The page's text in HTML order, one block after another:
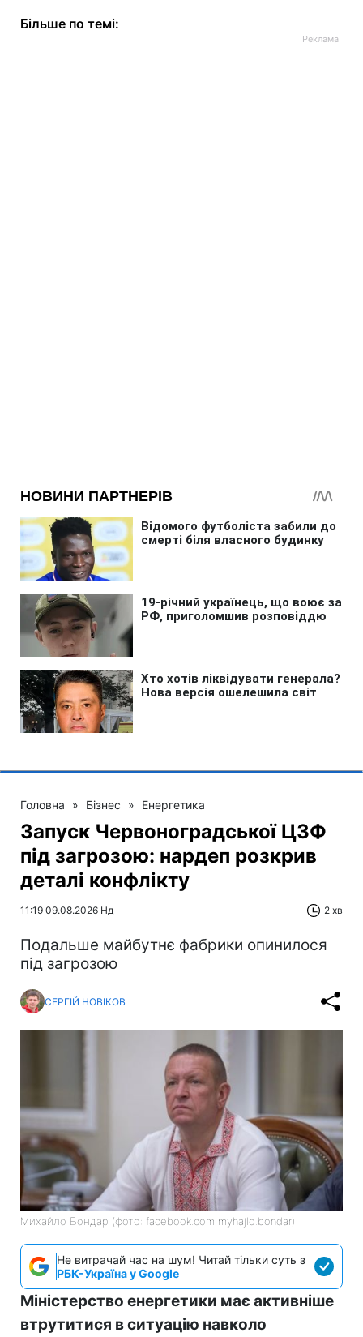
Більше по темі:
Головна » Бізнес » Енергетика
Запуск Червоноградської ЦЗФ
під загрозою: нардеп розкрив
деталі конфлікту
11:19 09.08.2026 Нд 2 хв
Подальше майбутнє фабрики опинилося
під загрозою
СЕРГІЙ НОВІКОВ
Михайло Бондар (фото: facebook.com myhajlo.bondar)
Не витрачай час на шум! Читай тільки суть з
РБК-Україна у Google
Міністерство енергетики має активніше
втрутитися в ситуацію навколо